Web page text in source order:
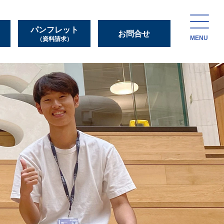
パンフレット
（資料請求）
お問合せ
MENU